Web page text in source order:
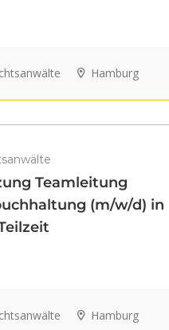
Hamburg
Teamleitung
(m/w/d) in
Hamburg